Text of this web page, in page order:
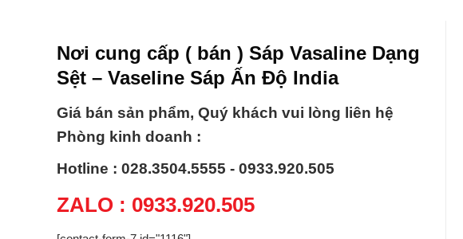
Nơi cung cấp ( bán ) Sáp Vasaline Dạng
Sệt – Vaseline Sáp Ấn Độ India
Giá bán sản phẩm, Quý khách vui lòng liên hệ
Phòng kinh doanh :
Hotline : 028.3504.5555 - 0933.920.505
ZALO : 0933.920.505